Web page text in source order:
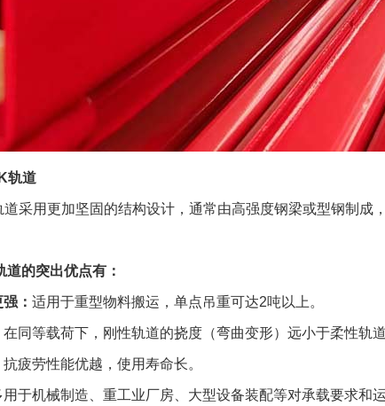
轨道
采用更加坚固的结构设计，通常由高强度钢梁或型钢制成
的突出优点有：
： 适用于重型物料搬运，单点吊重可达2吨以上。
在同等载荷下，刚性轨道的挠度（弯曲变形）远小于柔性轨
抗疲劳性能优越，使用寿命长。
于机械制造、重工业厂房、大型设备装配等对承载要求和